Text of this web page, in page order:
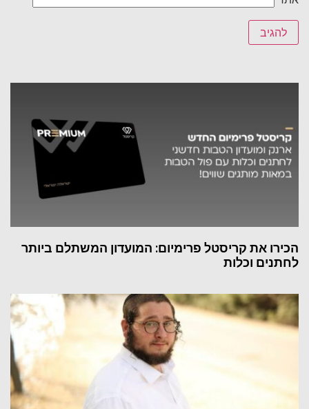
הכירו את קריסטל פרימיום: המועדון המשתלם ביותר
לחתנים וכלות